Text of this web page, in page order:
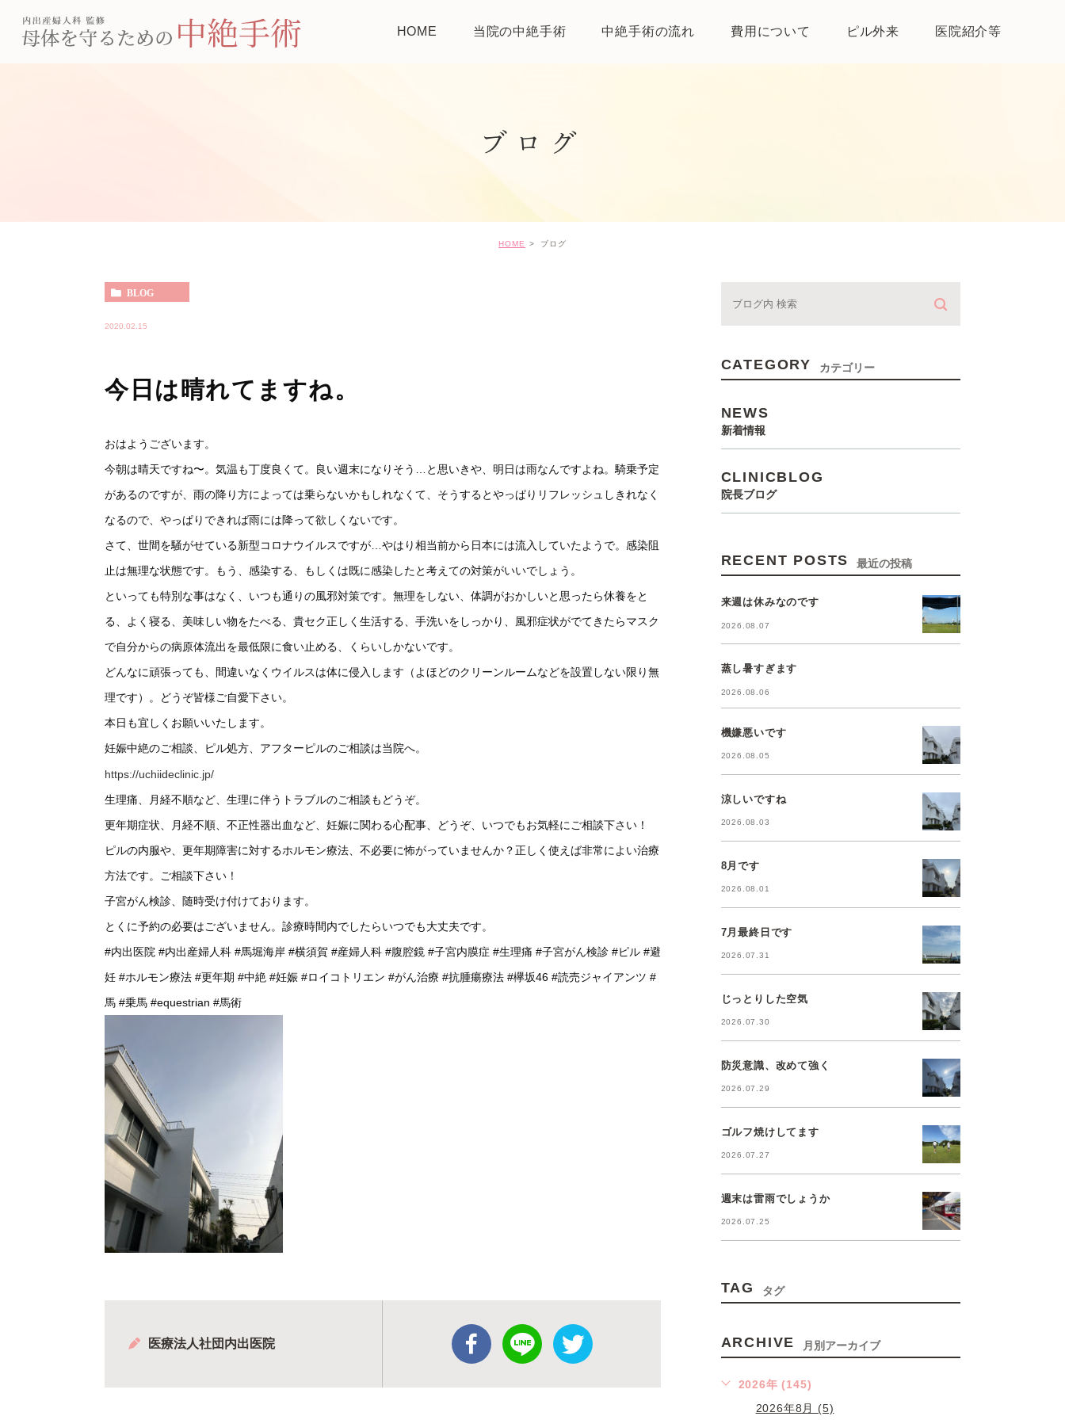
HOME 当院の中絶手術 中絶手術の流れ 費用について ピル外来 医院紹介等
ブログ
HOME ブログ
BLOG
2020.02.15
今日は晴れてますね。
おはようございます。
今朝は晴天ですね〜。気温も丁度良くて。良い週末になりそう…と思いきや、明日は雨なんですよね。騎乗予定
があるのですが、雨の降り方によっては乗らないかもしれなくて、そうするとやっぱりリフレッシュしきれなく
なるので、やっぱりできれば雨には降って欲しくないです。
さて、世間を騒がせている新型コロナウイルスですが…やはり相当前から日本には流入していたようで。感染阻
止は無理な状態です。もう、感染する、もしくは既に感染したと考えての対策がいいでしょう。
といっても特別な事はなく、いつも通りの風邪対策です。無理をしない、体調がおかしいと思ったら休養をと
る、よく寝る、美味しい物をたべる、貴セク正しく生活する、手洗いをしっかり、風邪症状がでてきたらマスク
で自分からの病原体流出を最低限に食い止める、くらいしかないです。
どんなに頑張っても、間違いなくウイルスは体に侵入します（よほどのクリーンルームなどを設置しない限り無
理です）。どうぞ皆様ご自愛下さい。
本日も宜しくお願いいたします。
妊娠中絶のご相談、ピル処方、アフターピルのご相談は当院へ。
https://uchiideclinic.jp/
生理痛、月経不順など、生理に伴うトラブルのご相談もどうぞ。
更年期症状、月経不順、不正性器出血など、妊娠に関わる心配事、どうぞ、いつでもお気軽にご相談下さい！
ピルの内服や、更年期障害に対するホルモン療法、不必要に怖がっていませんか？正しく使えば非常によい治療
方法です。ご相談下さい！
子宮がん検診、随時受け付けております。
とくに予約の必要はございません。診療時間内でしたらいつでも大丈夫です。
#内出医院 #内出産婦人科 #馬堀海岸 #横須賀 #産婦人科 #腹腔鏡 #子宮内膜症 #生理痛 #子宮がん検診 #ピル #避
妊 #ホルモン療法 #更年期 #中絶 #妊娠 #ロイコトリエン #がん治療 #抗腫瘍療法 #欅坂46 #読売ジャイアンツ #
馬 #乗馬 #equestrian #馬術
医療法人社団内出医院
CATEGORY カテゴリー
NEWS
新着情報
CLINICBLOG
院長ブログ
RECENT POSTS 最近の投稿
来週は休みなのです
2026.08.07
蒸し暑すぎます
2026.08.06
機嫌悪いです
2026.08.05
涼しいですね
2026.08.03
8月です
2026.08.01
7月最終日です
2026.07.31
じっとりした空気
2026.07.30
防災意識、改めて強く
2026.07.29
ゴルフ焼けしてます
2026.07.27
週末は雷雨でしょうか
2026.07.25
TAG タグ
ARCHIVE 月別アーカイブ
2026年 (145)
2026年8月 (5)